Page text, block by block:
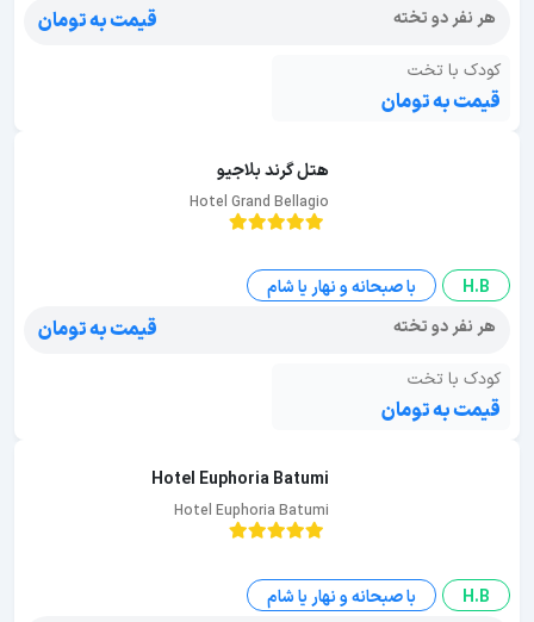
هر نفر دو تخته قیمت به تومان
کودک با تخت
قیمت به تومان
هتل گرند بلاجیو
Hotel Grand Bellagio
H.B
با صبحانه و نهار یا شام
هر نفر دو تخته
قیمت به تومان
کودک با تخت
قیمت به تومان
Hotel Euphoria Batumi
Hotel Euphoria Batumi
H.B
با صبحانه و نهار یا شام